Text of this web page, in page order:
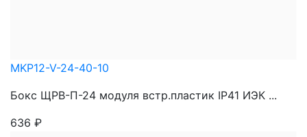
MKP12-V-24-40-10
Бокс ЩРВ-П-24 модуля встр.пластик IP41 ИЭК ...
636 ₽